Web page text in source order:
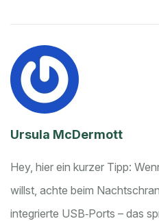
Ursula McDermott
Hey, hier ein kurzer Tipp:
willst, achte beim
integrierte USB‑Ports – das